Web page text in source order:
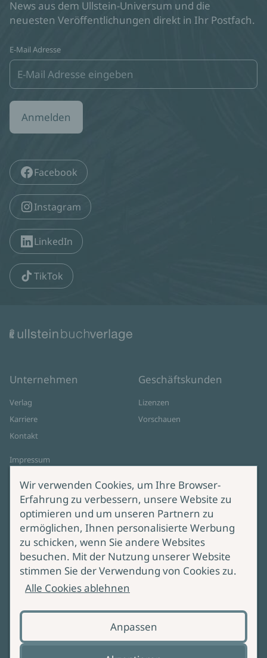
News aus dem Ullstein-Universum und die
neuesten Veröffentlichungen direkt in Ihr Postfach.
E-Mail Adresse
Anmelden
Facebook
Instagram
LinkedIn
TikTok
Unternehmen
Verlag
Karriere
Kontakt
Impressum
Cookie-Einstellungen
AGB Online Shop
Geschäftskunden
Lizenzen
Vorschauen
Service
Lieferung & Versand
Produktsicherheit
Bei Fragen zur Produktsicherheit
wenden Sie sich bitte an
Wir verwenden Cookies, um Ihre Browser-
Erfahrung zu verbessern, unsere Website zu
optimieren und um unseren Partnern zu
ermöglichen, Ihnen personalisierte Werbung
zu schicken, wenn Sie andere Websites
besuchen. Mit der Nutzung unserer Website
stimmen Sie der Verwendung von Cookies zu.
Alle Cookies ablehnen
Anpassen